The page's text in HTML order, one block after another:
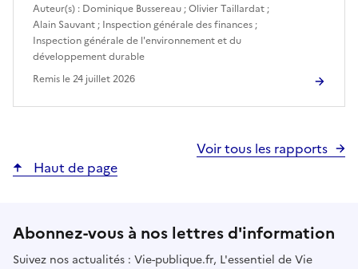
Auteur(s) : Dominique Bussereau ;Olivier Taillardat ;
Alain Sauvant ; Inspection générale des finances ;
Inspection générale de l'environnement et du
développement durable
Remis le24 juillet 2026
Voir tous les rapports
Haut de page
Abonnez-vous à nos lettres d'information
Suivez nos actualités : Vie-publique.fr, L'essentiel de Vie